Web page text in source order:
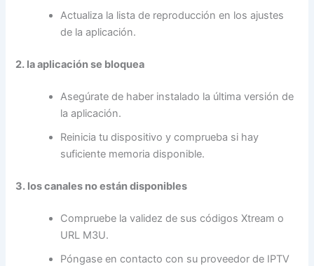
Actualiza la lista de reproducción en los ajustes
de la aplicación.
2. la aplicación se bloquea
Asegúrate de haber instalado la última versión de
la aplicación.
Reinicia tu dispositivo y comprueba si hay
suficiente memoria disponible.
3. los canales no están disponibles
Compruebe la validez de sus códigos Xtream o
URL M3U.
Póngase en contacto con su proveedor de IPTV